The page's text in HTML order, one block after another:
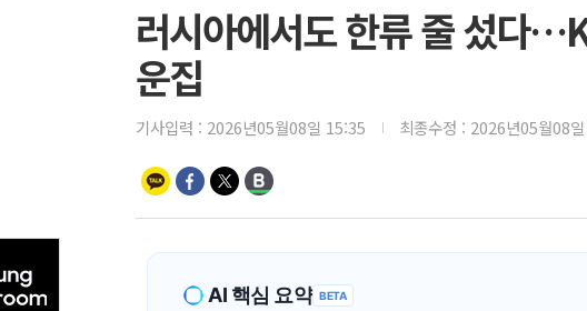
러시아에서도 한류 줄 섰다
운집
기사입력 : 2026년05월08일 15:35 최종수정 : 2026년05월08
AI 핵심 요약 BETA